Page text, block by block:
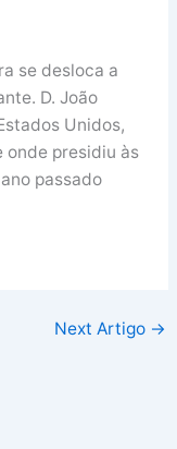
se desloca a
D. João
Unidos,
onde presidiu às
passado
Next Artigo →